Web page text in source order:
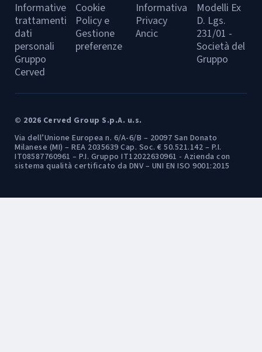
Informative
trattamenti
dati
personali
Gruppo
Cerved
Cookie
Policy e
Gestione
preferenze
Informativa
Privacy
Ancic
Modelli Ex
D. Lgs.
231/01 -
Società del
Gruppo
© 2026 Cerved Group S.p.A. u.s.
Via dell’Unione Europea n. 6/A-6/B – 20097 San Donato
Milanese (MI) – REA 2035639 Cap. Soc. € 50.521.142 – P.I.
IT08587760961 – P.I. Gruppo IT12022630961 - Azienda con
sistema qualità certificato da DNV – UNI EN ISO 9001:2015